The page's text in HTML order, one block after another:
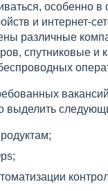
особенно в
и интернет-
различные
спутниковые и
выделить